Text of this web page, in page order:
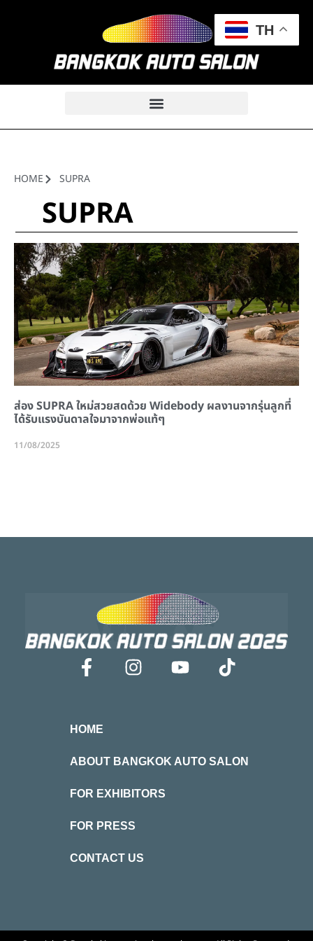
HOME SUPRA
SUPRA
ส่อง SUPRA ใหม่สวยสดด้วย Widebody ผลงานจากรุ่นลูกที่
ได้รับแรงบันดาลใจมาจากพ่อแท้ๆ
11/08/2025
HOME
ABOUT BANGKOK AUTO SALON
FOR EXHIBITORS
FOR PRESS
CONTACT US
TH